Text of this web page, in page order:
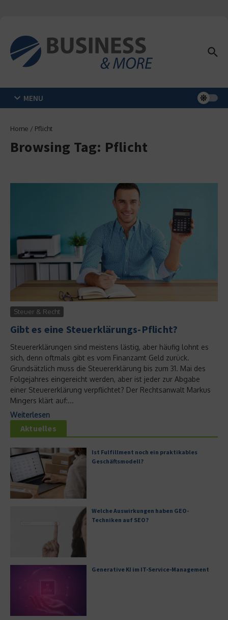
MENU
Home / Pflicht
Browsing Tag: Pflicht
Steuer & Recht
Gibt es eine Steuerklärungs-Pflicht?
Steuererklärungen sind meistens lästig, aber häufig lohnt es
sich, denn oftmals gibt es vom Finanzamt Geld zurück.
Grundsätzlich muss die Steuererklärung bis zum 31. Mai des
Folgejahres eingereicht werden, aber ist jeder zur Abgabe
einer Steuererklärung verpflichtet? Der Rechtsanwalt Markus
Mingers klärt auf:...
Weiterlesen
Aktuelles
Ist Fulfillment noch ein praktikables
Geschäftsmodell?
Welche Auswirkungen haben GEO-
Techniken auf SEO?
Generative KI im IT-Service-Management